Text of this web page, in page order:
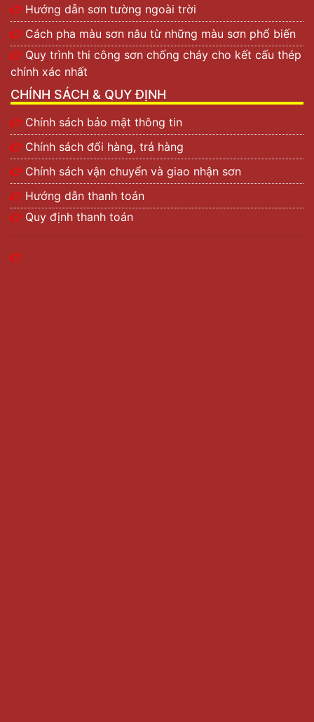
Hướng dẫn sơn tường ngoài trời
Cách pha màu sơn nâu từ những màu sơn phổ biến
Quy trình thi công sơn chống cháy cho kết cấu thép
chính xác nhất
CHÍNH SÁCH & QUY ĐỊNH
Chính sách bảo mật thông tin
Chính sách đổi hàng, trả hàng
Chính sách vận chuyển và giao nhận sơn
Hướng dẫn thanh toán
Quy định thanh toán